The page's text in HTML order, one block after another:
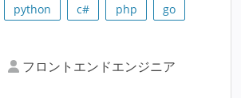
python c# php
go
フロントエンドエンジニア